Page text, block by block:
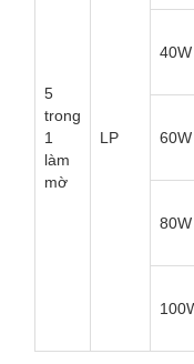
5
trong
1
làm
mờ
LP
40W
60W
80W